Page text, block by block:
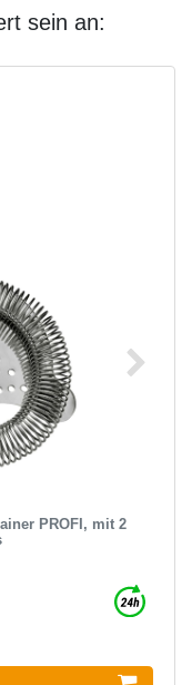
sein an:
PROFI, mit 2